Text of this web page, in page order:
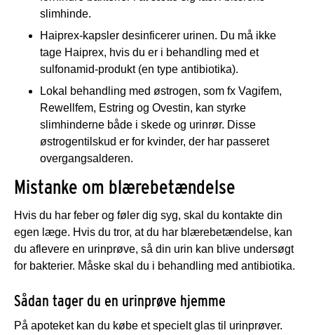
slimhinde.
Haiprex-kapsler desinficerer urinen. Du må ikke
tage Haiprex, hvis du er i behandling med et
sulfonamid-produkt (en type antibiotika).
Lokal behandling med østrogen, som fx Vagifem,
Rewellfem, Estring og Ovestin, kan styrke
slimhinderne både i skede og urinrør. Disse
østrogentilskud er for kvinder, der har passeret
overgangsalderen.
Mistanke om blærebetændelse
Hvis du har feber og føler dig syg, skal du kontakte din
egen læge. Hvis du tror, at du har blærebetændelse, kan
du aflevere en urinprøve, så din urin kan blive undersøgt
for bakterier. Måske skal du i behandling med antibiotika.
Sådan tager du en urinprøve hjemme
På apoteket kan du købe et specielt glas til urinprøver.